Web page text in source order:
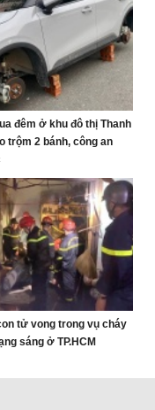
đêm ở khu đô thị Thanh
trộm 2 bánh, công an
tử vong trong vụ cháy
sáng ở TP.HCM